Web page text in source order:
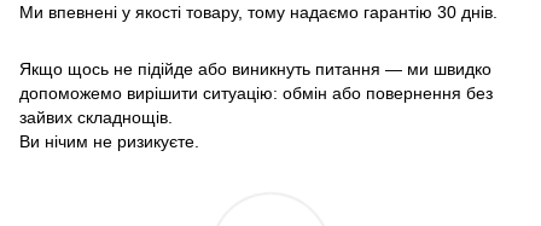
Ми впевнені у якості товару, тому надаємо гарантію 30 днів.
Якщо щось не підійде або виникнуть питання — ми швидко
допоможемо вирішити ситуацію: обмін або повернення без
зайвих складнощів.
Ви нічим не ризикуєте.